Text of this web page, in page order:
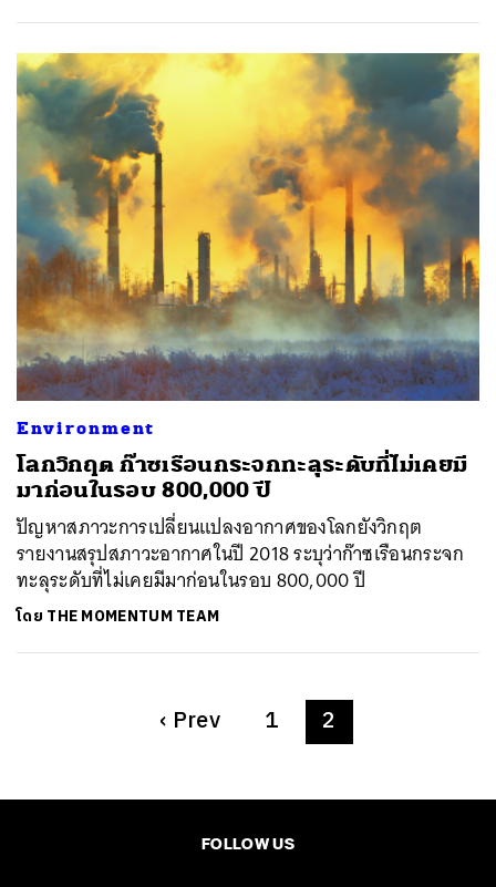
Environment
โลกวิกฤต ก๊าซเรือนกระจกทะลุระดับที่ไม่เคยมี
มาก่อนในรอบ 800,000 ปี
ปัญหาสภาวะการเปลี่ยนแปลงอากาศของโลกยังวิกฤต
รายงานสรุปสภาวะอากาศในปี 2018 ระบุว่าก๊าซเรือนกระจก
ทะลุระดับที่ไม่เคยมีมาก่อนในรอบ 800,000 ปี
โดย THE MOMENTUM TEAM
‹ Prev 1 2
FOLLOW US